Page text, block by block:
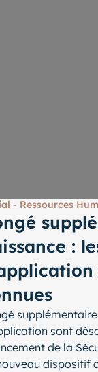
- Ressources
:
sont
de la
dispositif